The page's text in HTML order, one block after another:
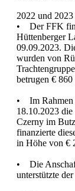
2022 und 2023
• Der FFK
Hüttenberger
09.09.2023.
wurden von
betrugen € 860
• Im Rahmen
18.10.2023
Czerny im
finanzierte
in Höhe von €
• Die
unterstützte